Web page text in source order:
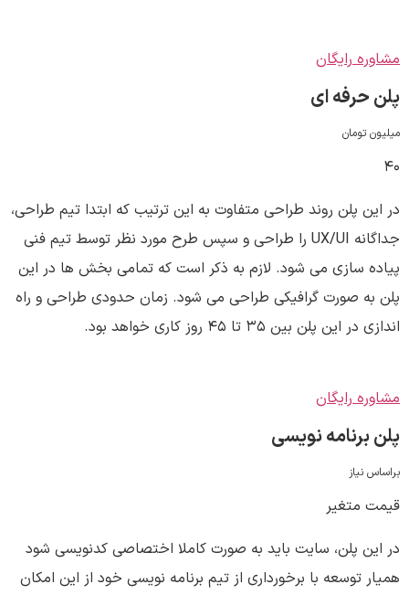
مشاوره رایگان
پلن حرفه ای
میلیون تومان
۴۰
در این پلن روند طراحی متفاوت به این ترتیب که ابتدا تیم طراحی،
جداگانه UX/UI را طراحی و سپس طرح مورد نظر توسط تیم فنی
پیاده سازی می شود. لازم به ذکر است که تمامی بخش ها در این
پلن به صورت گرافیکی طراحی می شود. زمان حدودی طراحی و راه
اندازی در این پلن بین ۳۵ تا ۴۵ روز کاری خواهد بود.
مشاوره رایگان
پلن برنامه نویسی
براساس نیاز
قیمت متغیر
در این پلن، سایت باید به صورت کاملا اختصاصی کدنویسی شود
همیار توسعه با برخورداری از تیم برنامه نویسی خود از این امکان